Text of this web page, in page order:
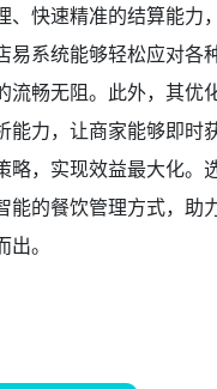
、快速精准的结算能力
系统能够轻松应对各
流畅无阻。此外，其优
能力，让商家能够即时
略，实现效益最大化。
能的餐饮管理方式，助
。